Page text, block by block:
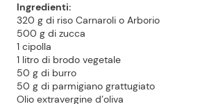
Ingredienti:
320 g di riso Carnaroli o Arborio
500 g di zucca
1 cipolla
1 litro di brodo vegetale
50 g di burro
50 g di parmigiano grattugiato
Olio extravergine d’oliva